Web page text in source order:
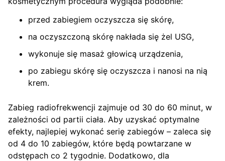
przed zabiegiem oczyszcza się skórę,
na oczyszczoną skórę nakłada się żel USG,
wykonuje się masaż głowicą urządzenia,
po zabiegu skórę się oczyszcza i nanosi na nią
krem.
Zabieg radiofrekwencji zajmuje od 30 do 60 minut, w
zależności od partii ciała. Aby uzyskać optymalne
efekty, najlepiej wykonać serię zabiegów – zaleca się
od 4 do 10 zabiegów, które będą powtarzane w
odstępach co 2 tygodnie. Dodatkowo, dla